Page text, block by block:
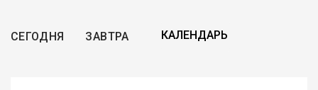
СЕГОДНЯ ЗАВТРА